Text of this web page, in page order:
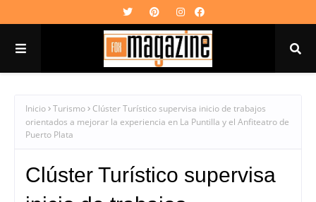
Inicio Turismo
Clúster Turístico supervisa inicio de trabajos
orientados a mejorar la experiencia en La Puntilla y el Anfiteatro de
Puerto Plata
Clúster Turístico supervisa